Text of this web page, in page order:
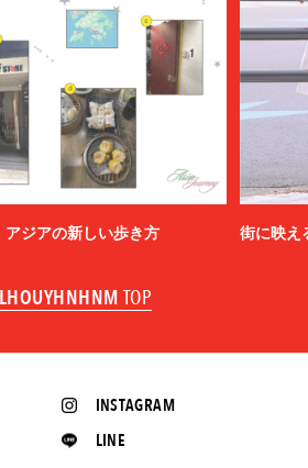
アジアの新しい歩き方 街に映え
TOP
INSTAGRAM
LINE